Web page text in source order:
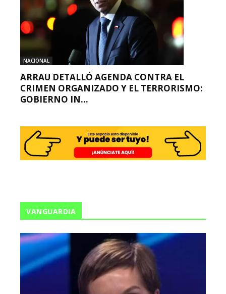
NACIONAL
ARRAU DETALLÓ AGENDA CONTRA EL
CRIMEN ORGANIZADO Y EL TERRORISMO:
GOBIERNO IN...
VANGUARDIA